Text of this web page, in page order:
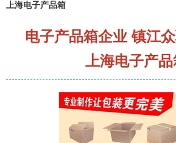
上海电子产品箱
电子产品箱企业 镇江
上海电子产品